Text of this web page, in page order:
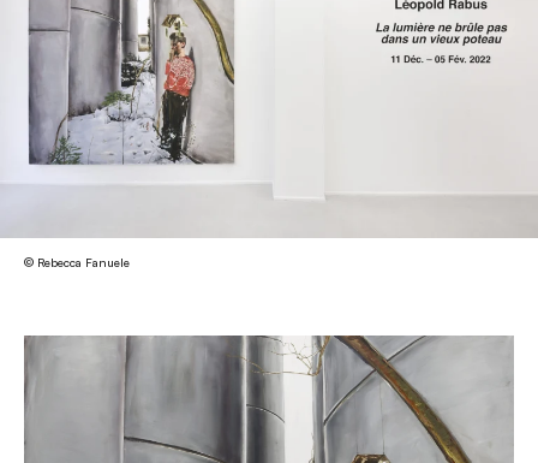
© Rebecca Fanuele